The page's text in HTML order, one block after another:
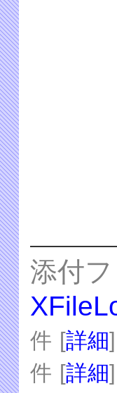
添付
件 [詳細]
件 [詳細]